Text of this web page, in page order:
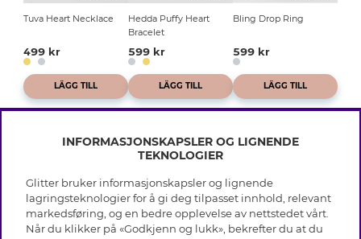
Tuva Heart Necklace
499 kr
LÄGG TILL
Hedda Puffy Heart
Bracelet
599 kr
LÄGG TILL
Bling Drop Ring
599 kr
LÄGG TILL
INFO
Vilkår
Personvern
OM GLITTER
INFORMASJONSKAPSLER OG LIGNENDE
TEKNOLOGIER
Glitter bruker informasjonskapsler og lignende
lagringsteknologier for å gi deg tilpasset innhold, relevant
markedsføring, og en bedre opplevelse av nettstedet vårt.
Når du klikker på «Godkjenn og lukk», bekrefter du at du